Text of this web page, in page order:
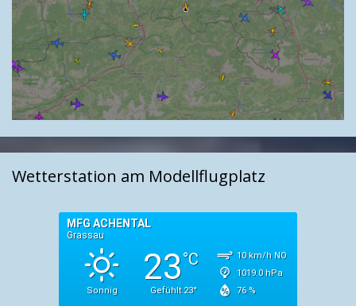
Wetterstation am Modellflugplatz